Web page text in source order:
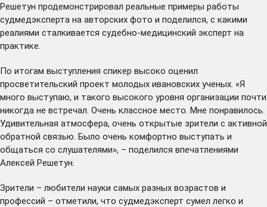
Решетун продемонстрировал реальные примеры работы
судмедэксперта на авторских фото и поделился, c какими
реалиями сталкивается судебно-медицинский эксперт на
практике.
По итогам выступления спикер высоко оценил
просветительский проект молодых ивановских ученых. «Я
много выступаю, и такого высокого уровня организации почти
никогда не встречал. Очень классное место. Мне понравилось.
Удивительная атмосфера, очень открытые зрители с активной
обратной связью. Было очень комфортно выступать и
общаться со слушателями», – поделился впечатлениями
Алексей Решетун.
Зрители – любители науки самых разных возрастов и
профессий – отметили, что судмедэксперт сумел легко и